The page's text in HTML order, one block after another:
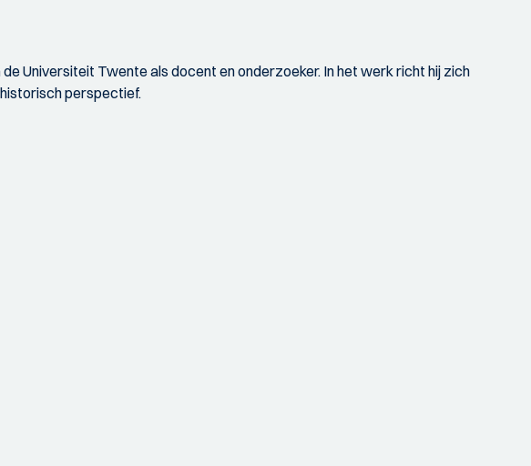
Universiteit Twente als docent en onderzoeker. In het werk richt hij zich
perspectief.